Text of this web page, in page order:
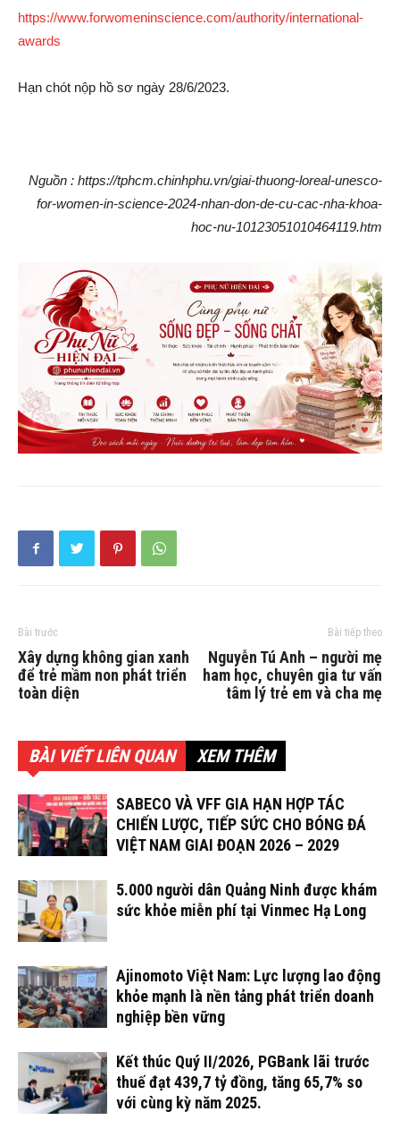
https://www.forwomeninscience.com/authority/international-
awards
Hạn chót nộp hồ sơ ngày 28/6/2023.
Nguồn : https://tphcm.chinhphu.vn/giai-thuong-loreal-unesco-
for-women-in-science-2024-nhan-don-de-cu-cac-nha-khoa-
hoc-nu-10123051010464119.htm
Bài trước
Xây dựng không gian xanh
để trẻ mầm non phát triển
toàn diện
Bài tiếp theo
Nguyễn Tú Anh – người mẹ
ham học, chuyên gia tư vấn
tâm lý trẻ em và cha mẹ
BÀI VIẾT LIÊN QUAN XEM THÊM
SABECO VÀ VFF GIA HẠN HỢP TÁC
CHIẾN LƯỢC, TIẾP SỨC CHO BÓNG ĐÁ
VIỆT NAM GIAI ĐOẠN 2026 – 2029
5.000 người dân Quảng Ninh được khám
sức khỏe miễn phí tại Vinmec Hạ Long
Ajinomoto Việt Nam: Lực lượng lao động
khỏe mạnh là nền tảng phát triển doanh
nghiệp bền vững
Kết thúc Quý II/2026, PGBank lãi trước
thuế đạt 439,7 tỷ đồng, tăng 65,7% so
với cùng kỳ năm 2025.